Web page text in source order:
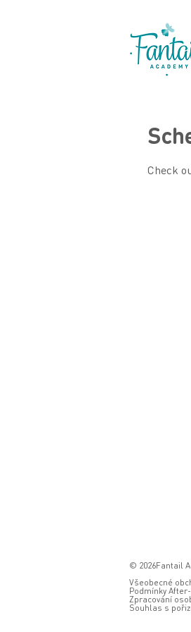
Check
© 2026Fantail
Všeobecné
Podmínky
Zpracování
Souhlas s